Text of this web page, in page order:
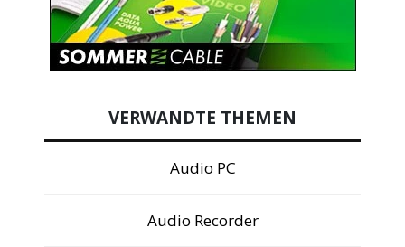
VERWANDTE THEMEN
Audio PC
Audio Recorder